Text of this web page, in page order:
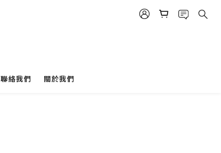
聯絡我們 關於我們